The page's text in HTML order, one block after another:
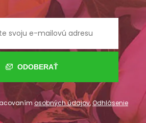
ODOBERAŤ
osobných údajov,Odhlásenie